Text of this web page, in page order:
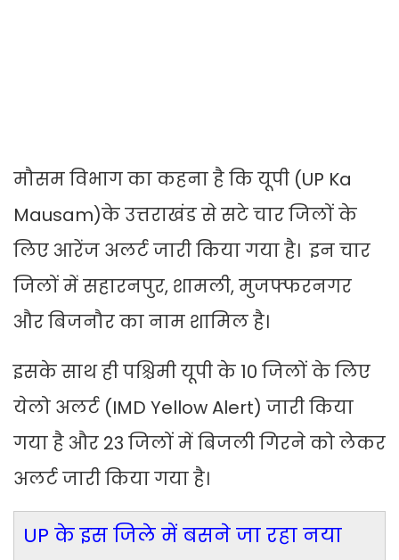
मौसम विभाग का कहना है कि यूपी (UP Ka
Mausam)के उत्तराखंड से सटे चार जिलों के
लिए आरेंज अलर्ट जारी किया गया है। इन चार
जिलों में सहारनपुर, शामली, मुजफ्फरनगर
और बिजनौर का नाम शामिल है।
इसके साथ ही पश्चिमी यूपी के 10 जिलों के लिए
येलो अलर्ट (IMD Yellow Alert) जारी किया
गया है और 23 जिलों में बिजली गिरने को लेकर
अलर्ट जारी किया गया है।
UP के इस जिले में बसने जा रहा नया